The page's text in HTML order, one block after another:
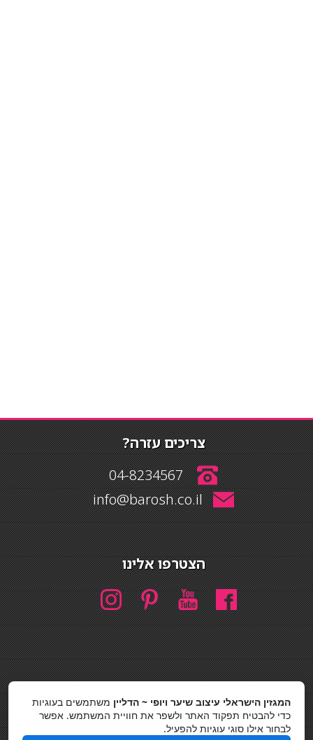
צריכים עזרה?
04-8234567
info@barosh.co.il
הצטרפו אלינו
חיפוש
חיפוש
כסאות בר
המגזין הישראלי עיצוב שיער ויופי ~ הדליין משתמשים בעוגיות
כדי להבטיח תפקוד האתר ולשפר את חוויית המשתמש. אפשר
לבחור אילו סוגי עוגיות להפעיל.